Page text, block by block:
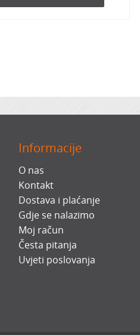
Informacije
O nas
Kontakt
Dostava i plaćanje
Gdje se nalazimo
Moj račun
Česta pitanja
Uvjeti poslovanja